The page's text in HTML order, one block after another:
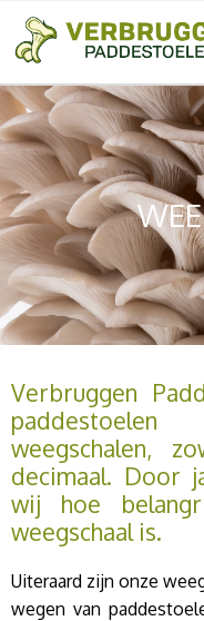
Verbruggen
weegschalen,
decimaal. Door
wij hoe
weegschaal is.
Uiteraard zijn onze
wegen van